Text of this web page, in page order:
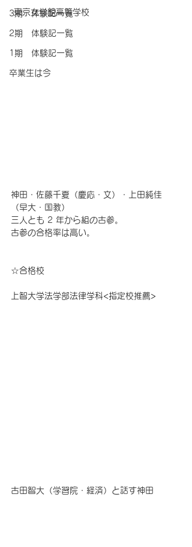
3期 体験記一覧
2期 体験記一覧
1期 体験記一覧
卒業生は今
東京女学館高等学校
神田・佐藤千夏（慶応・文）・上田純佳
（早大・国教）
三人とも 2 年から組の古参。
古参の合格率は高い。
☆合格校
上智大学法学部法律学科<指定校推薦>
古田智大（学習院・経済）と話す神田